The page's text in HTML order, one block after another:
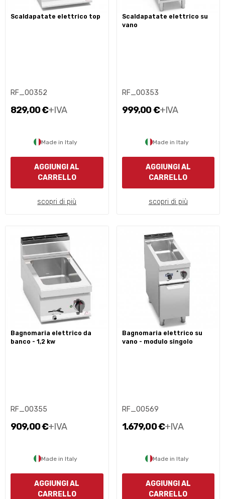
scaldapatate elettrico top
RF_00352
829,00 €+IVA
Made in Italy
AGGIUNGI AL
CARRELLO
scopri di più
scaldapatate elettrico su
vano
RF_00353
999,00 €+IVA
Made in Italy
AGGIUNGI AL
CARRELLO
scopri di più
bagnomaria elettrico da
banco - 1,2 kw
RF_00355
909,00 €+IVA
Made in Italy
AGGIUNGI AL
CARRELLO
bagnomaria elettrico su
vano - modulo singolo
RF_00569
1.679,00 €+IVA
Made in Italy
AGGIUNGI AL
CARRELLO